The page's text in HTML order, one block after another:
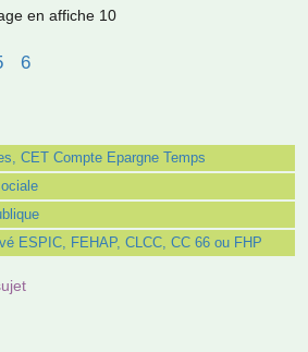
en affiche 10
6
CET Compte Epargne Temps
ESPIC, FEHAP, CLCC, CC 66 ou FHP